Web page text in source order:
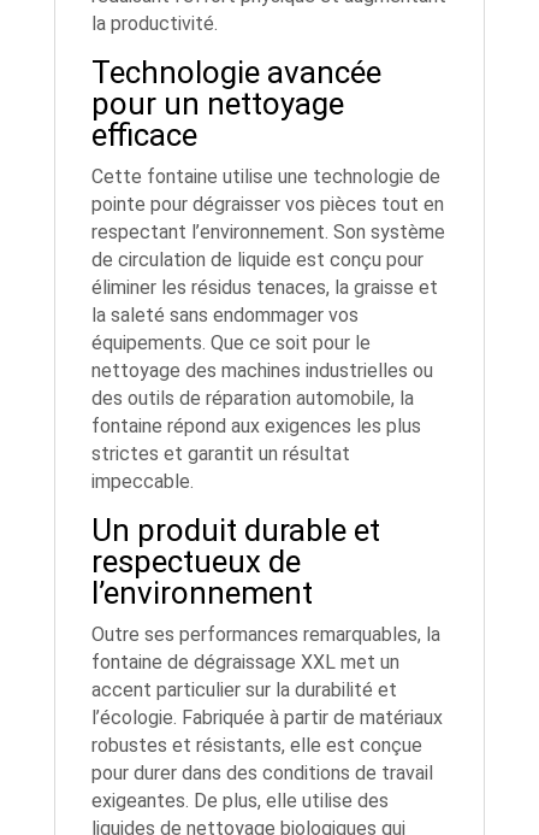
la productivité.
Technologie avancée
pour un nettoyage
efficace
Cette fontaine utilise une technologie de
pointe pour dégraisser vos pièces tout en
respectant l’environnement. Son système
de circulation de liquide est conçu pour
éliminer les résidus tenaces, la graisse et
la saleté sans endommager vos
équipements. Que ce soit pour le
nettoyage des machines industrielles ou
des outils de réparation automobile, la
fontaine répond aux exigences les plus
strictes et garantit un résultat
impeccable.
Un produit durable et
respectueux de
l’environnement
Outre ses performances remarquables, la
fontaine de dégraissage XXL met un
accent particulier sur la durabilité et
l’écologie. Fabriquée à partir de matériaux
robustes et résistants, elle est conçue
pour durer dans des conditions de travail
exigeantes. De plus, elle utilise des
liquides de nettoyage biologiques qui